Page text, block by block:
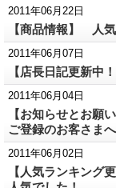
2011年06月22日
【商品情報】 人
2011年06月07日
【店長日記更新中
2011年06月04日
【お知らせとお願
ご登録のお客さまへ
2011年06月02日
【人気ランキング